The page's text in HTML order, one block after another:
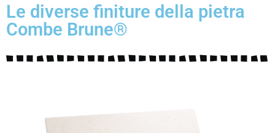
Le diverse finiture della pietra
Combe Brune®